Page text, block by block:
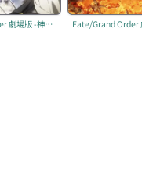
Fate/Grand Order 劇場版 -神聖圓桌領域卡美洛- 前篇 「Wandering; Agateram」